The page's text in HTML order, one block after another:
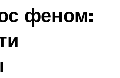
феном: